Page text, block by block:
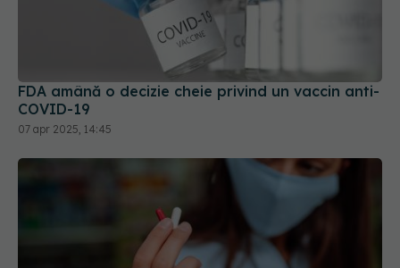
FDA amână o decizie cheie privind un vaccin anti-
07 apr 2025, 14:45